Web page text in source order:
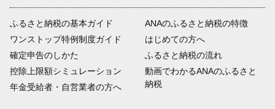
ふるさと納税の基本ガイド
ワンストップ特例制度ガイド
確定申告のしかた
控除上限額シミュレーション
年金受給者・自営業者の方へ
ANAのふるさと納税の特徴
はじめての方へ
ふるさと納税の流れ
動画でわかるANAのふるさと
納税